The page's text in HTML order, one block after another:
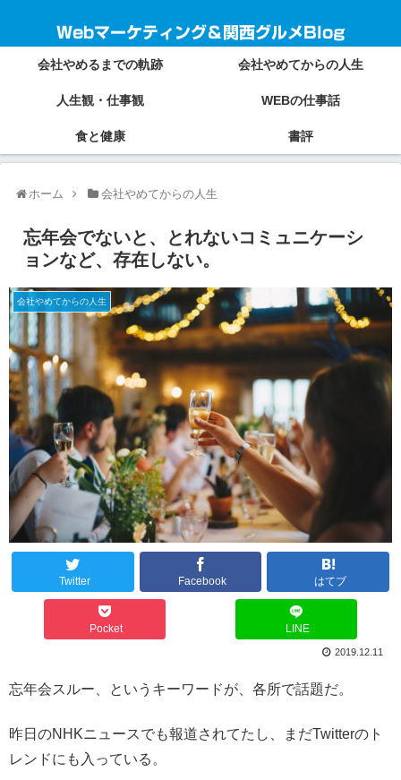
Webマーケティング＆関西グルメBlog
会社やめるまでの軌跡 会社やめてからの人生
人生観・仕事観 WEBの仕事話
食と健康 書評
ホーム 会社やめてからの人生
忘年会でないと、とれないコミュニケーシ
ョンなど、存在しない。
会社やめてからの人生
Twitter Facebook はてブ
Pocket LINE
2019.12.11
忘年会スルー、というキーワードが、各所で話題だ。
昨日のNHKニュースでも報道されてたし、まだTwitterのト
レンドにも入っている。